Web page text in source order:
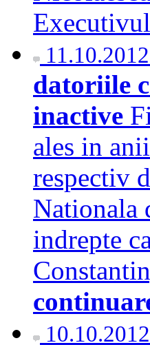
11.10.2012
datoriile
inactive
ales in
respectiv
Nationala
indrepte
10.10.2012